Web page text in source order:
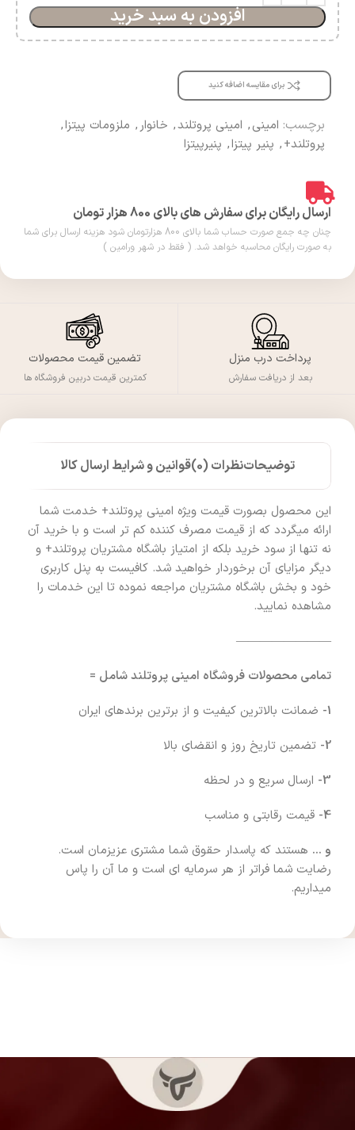
افزودن به سبد خرید
برای مقایسه اضافه کنید
برچسب: امینی, امینی پروتلند, خانوار, ملزومات پیتزا,
پروتلند+, پنیر پیتزا, پنیرپیتزا
ارسال رایگان برای سفارش های بالای 800 هزار تومان
چنان چه جمع صورت حساب شما بالای 800 هزارتومان شود هزینه ارسال برای شما
به صورت رایگان محاسبه خواهد شد. ( فقط در شهر ورامین )
پرداخت درب منزل
بعد از دریافت سفارش
تضمین قیمت محصولات
کمترین قیمت دربین فروشگاه ها
توضیحاتنظرات (0) قوانین و شرایط ارسال کالا
این محصول بصورت قیمت ویژه امینی پروتلند+ خدمت شما
ارائه میگردد که از قیمت مصرف کننده کم تر است و با خرید آن
نه تنها از سود خرید بلکه از امتیاز باشگاه مشتریان پروتلند+ و
دیگر مزایای آن برخوردار خواهید شد. کافیست به پنل کاربری
خود و بخش باشگاه مشتریان مراجعه نموده تا این خدمات را
مشاهده نمایید.
————————
تمامی محصولات فروشگاه امینی پروتلند شامل =
1- ضمانت بالاترین کیفیت و از برترین برندهای ایران
2- تضمین تاریخ روز و انقضای بالا
3- ارسال سریع و در لحظه
4- قیمت رقابتی و مناسب
و … هستند که پاسدار حقوق شما مشتری عزیزمان است.
رضایت شما فراتر از هر سرمایه ای است و ما آن را پاس
میداریم.